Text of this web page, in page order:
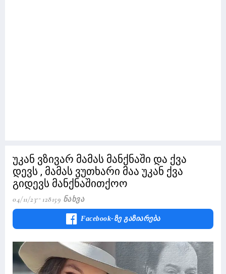
უკან ვზივარ მამას მანქნაში და ქვა
დევს , მამას ვუთხარი მაა უკან ქვა
გიდევს მანქნაშითქოო
04/11/23 128159 Ნახვა
Facebook-Ზე Გაზიარება